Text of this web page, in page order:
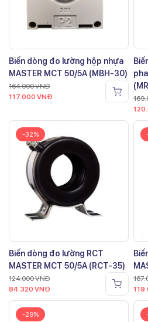
Biến dòng đo lường hộp nhựa
MASTER MCT 50/5A (MBH-30)
164.000VNĐ
117.000 VNĐ
-32%
Biến dòng đo lường RCT
MASTER MCT 50/5A (RCT-35)
124.000VNĐ
84.320 VNĐ
-29%